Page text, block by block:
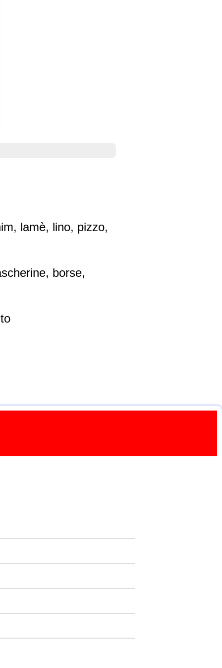
lamè, lino, pizzo,
borse,